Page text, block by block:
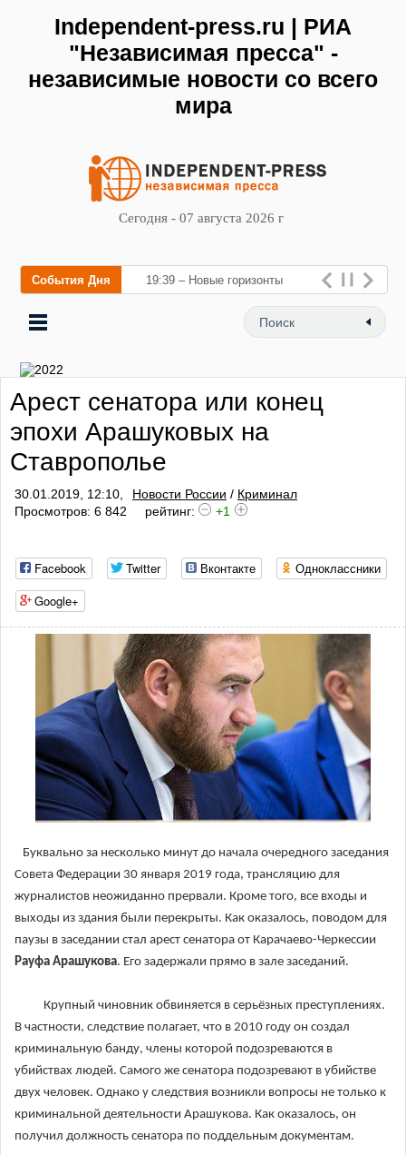
Independent-press.ru | РИА
"Независимая пресса" -
независимые новости со всего
мира
Сегодня - 07 августа 2026 г
События Дня 19:39 – Новые горизонты
флебологии: в Москве
открылся «Городской центр
забол
Арест сенатора или конец
эпохи Арашуковых на
Ставрополье
30.01.2019, 12:10, Новости России / Криминал
Просмотров: 6 842
рейтинг: +1
Facebook Twitter Вконтакте
Одноклассники
Google+
Буквально за несколько минут до начала очередного заседания
Совета Федерации 30 января 2019 года, трансляцию для
журналистов неожиданно прервали. Кроме того, все входы и
выходы из здания были перекрыты. Как оказалось, поводом для
паузы в заседании стал арест сенатора от Карачаево-Черкессии
Рауфа Арашукова. Его задержали прямо в зале заседаний.
Крупный чиновник обвиняется в серьёзных преступлениях.
В частности, следствие полагает, что в 2010 году он создал
криминальную банду, члены которой подозреваются в
убийствах людей. Самого же сенатора подозревают в убийстве
двух человек. Однако у следствия возникли вопросы не только к
криминальной деятельности Арашукова. Как оказалось, он
получил должность сенатора по поддельным документам.